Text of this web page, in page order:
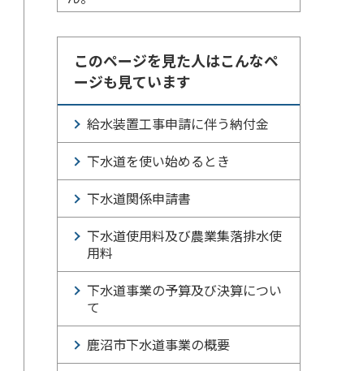
このページを見た人はこんなペ
ージも見ています
給水装置工事申請に伴う納付金
下水道を使い始めるとき
下水道関係申請書
下水道使用料及び農業集落排水使
用料
下水道事業の予算及び決算につい
て
鹿沼市下水道事業の概要